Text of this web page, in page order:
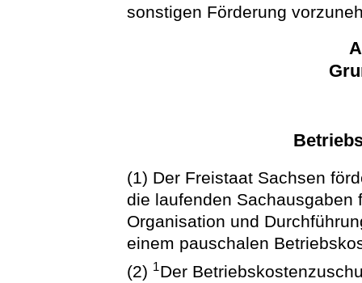
sonstigen Förderung
(1) Der Freistaat Sachsen
die laufenden Sachausgaben
Organisation und
einem pauschalen
(2) 1Der